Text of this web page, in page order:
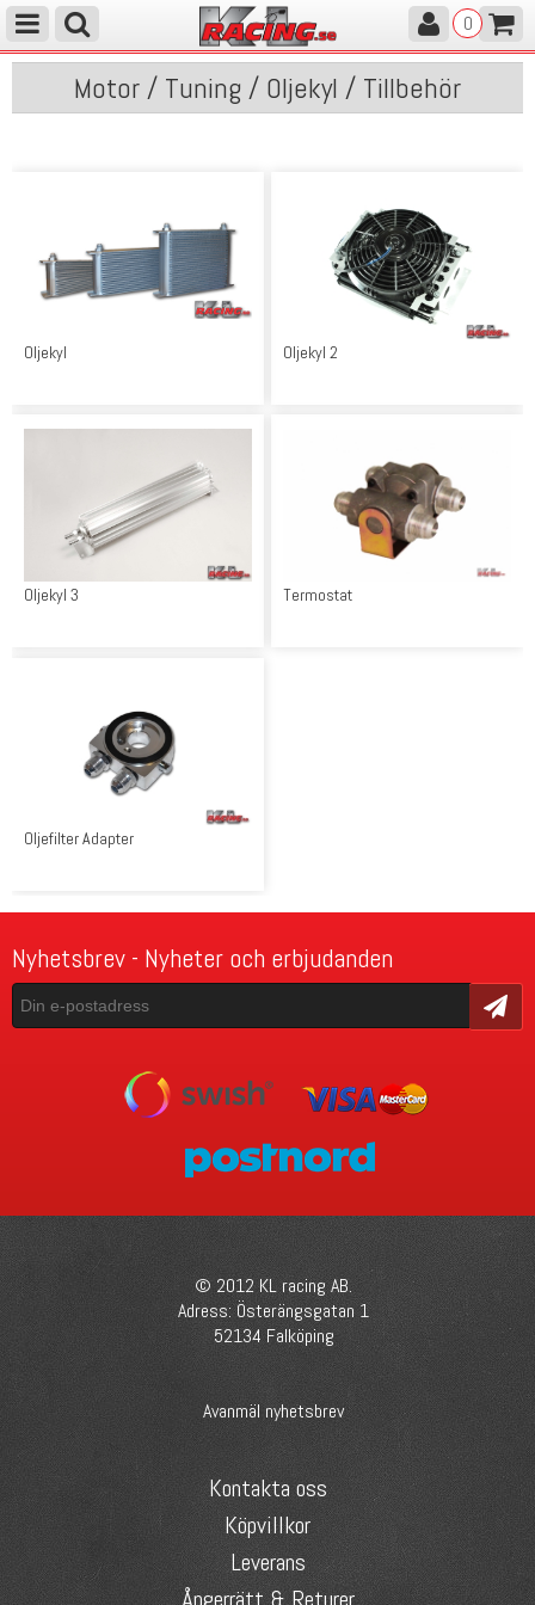
0
Motor / Tuning / Oljekyl / Tillbehör
Oljekyl Oljekyl 2
Oljekyl 3 Termostat
Oljefilter Adapter
Nyhetsbrev - Nyheter och erbjudanden
Skicka
© 2012 KL racing AB.
Adress: Österängsgatan 1
52134 Falköping
Avanmäl nyhetsbrev
Kontakta oss
Köpvillkor
Leverans
Ångerrätt & Returer